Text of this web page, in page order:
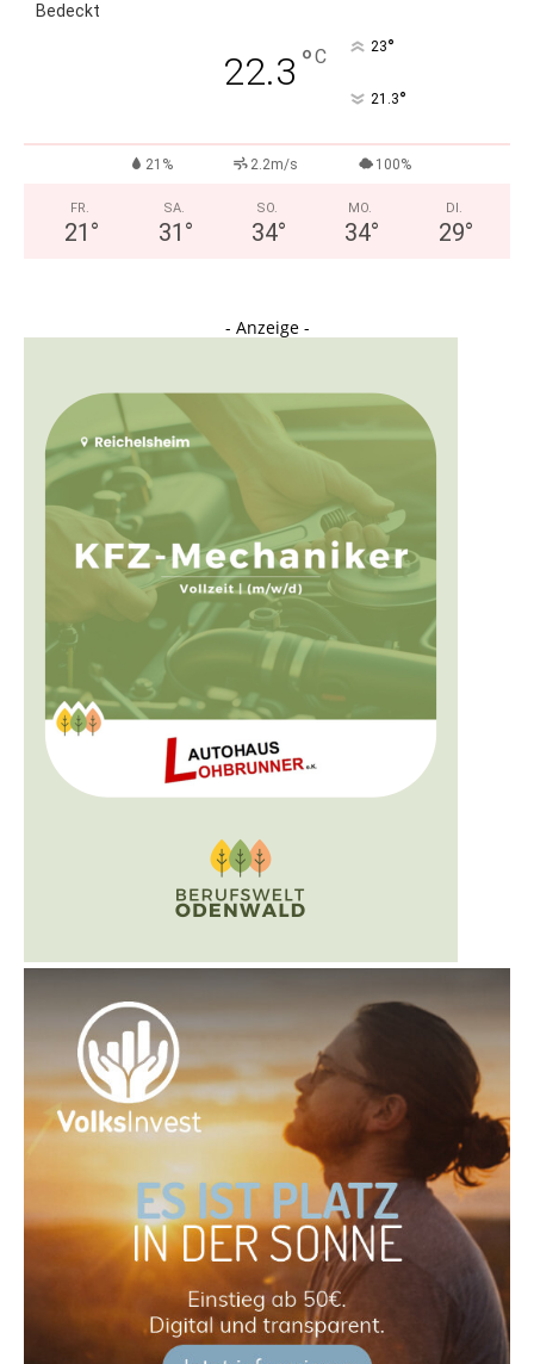
Bedeckt
22.3 °C 23°
21.3°
21% 2.2m/s 100%
FR.
21 °
SA.
31 °
SO.
34°
MO.
34°
DI.
29°
- Anzeige -